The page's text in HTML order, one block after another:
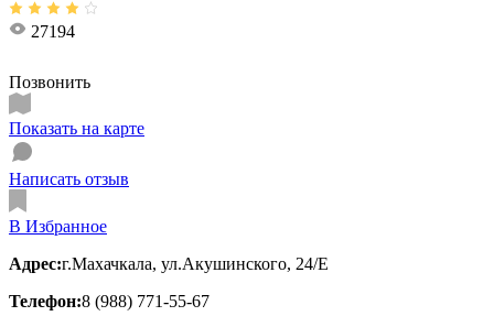
27194
Позвонить
Показать на карте
Написать отзыв
В Избранное
Адрес:г.Махачкала, ул.Акушинского, 24/Е
Телефон:8 (988) 771-55-67